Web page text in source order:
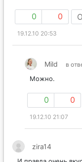
0 0
19.12.10 20:53
Mild в
Можно.
0 0
19.12.10 21:07
zira14